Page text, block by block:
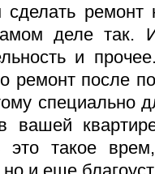
ремонт
деле так.
и
ремонт после
специально
вашей
это такое